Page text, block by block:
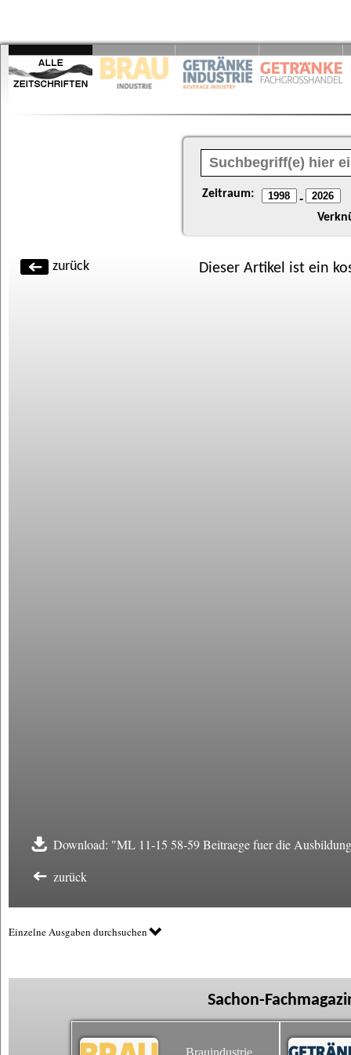
Zeitraum: -
zurück Dieser Artikel ist ein
Download: "ML 11-15 58-59 Beitraege fuer die
zurück
Einzelne Ausgaben durchsuchen
Sachon-
Brauindustrie